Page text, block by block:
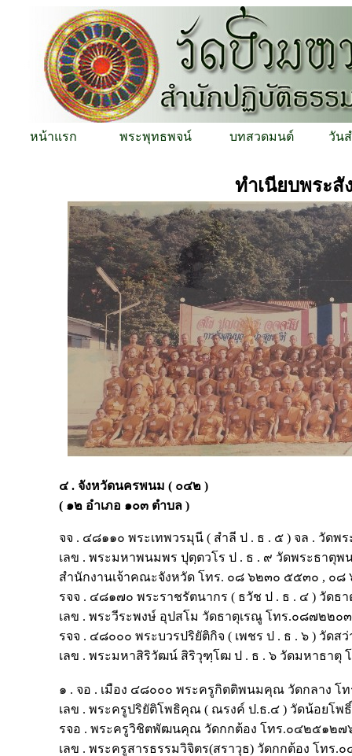
หน้าแรก พระพุทธพจน์ บทสวดมนต์ วัน
ทำเนียบพระ
๔ . จังหวัดนครพนม ( ๐๔๒ )
( ๑๒ อำเภอ ๑๐๓ ตำบล )
จจ . ๔๘๑๑๐ พระเทพวรมุนี ( สำลี ป . ธ . ๕ ) จล . วั
เลข . พระมหาพนมพร ปุตฺตวโร ป . ธ . ๙ วัดพระธา
สำนักงานเจ้าคณะจังหวัด โทร. ๐๘ ๖๒๓๐ ๕๕๓๐ , ๐๘ ๖
รจจ . ๔๘๑๗๐ พระราชรัตนากร ( ธวัช ป . ธ . ๔ ) วัด
เลข . พระวีระพงษ์ อุปสโม วัดธาตุเรณู โทร.๐๘๗๒๒๐
รจจ . ๔๘๐๐๐ พระบวรปริยัติกิจ ( เพชร ป . ธ . ๖ ) วั
เลข . พระมหาสิริวัฒน์ สิริวุฑฺโฒ ป . ธ . ๖ วัดมหาธา
๑ . จอ . เมือง ๔๘๐๐๐ พระครูกิตติพนมคุณ วัดกลาง
เลข . พระครูปริยัติโพธิคุณ ( ณรงค์ ป.ธ.๔ ) วัดน้อยโ
รจอ . พระครูวิชิตพัฒนคุณ วัดกกต้อง โทร.๐๔๒๕๑๒๗
เลข . พระครูสารธรรมวิจิตร(สราวุธ) วัดกกต้อง โท